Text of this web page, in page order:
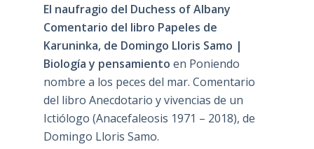
El naufragio del Duchess of Albany
Comentario del libro Papeles de
Karuninka, de Domingo Lloris Samo |
Biología y pensamiento en Poniendo
nombre a los peces del mar. Comentario
del libro Anecdotario y vivencias de un
Ictiólogo (Anacefaleosis 1971 – 2018), de
Domingo Lloris Samo.